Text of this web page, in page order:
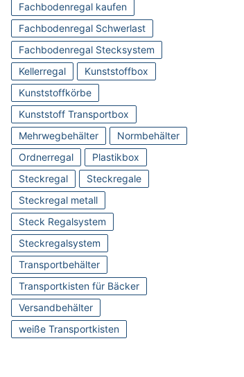
Fachbodenregal kaufen
Fachbodenregal Schwerlast
Fachbodenregal Stecksystem
Kellerregal
Kunststoffbox
Kunststoffkörbe
Kunststoff Transportbox
Mehrwegbehälter
Normbehälter
Ordnerregal
Plastikbox
Steckregal
Steckregale
Steckregal metall
Steck Regalsystem
Steckregalsystem
Transportbehälter
Transportkisten für Bäcker
Versandbehälter
weiße Transportkisten